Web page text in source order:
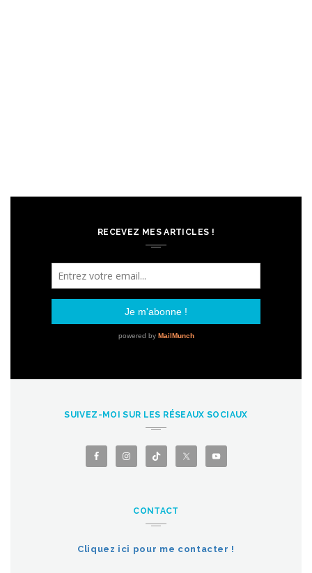
RECEVEZ MES ARTICLES !
SUIVEZ-MOI SUR LES RÉSEAUX SOCIAUX
CONTACT
Cliquez ici pour me contacter !